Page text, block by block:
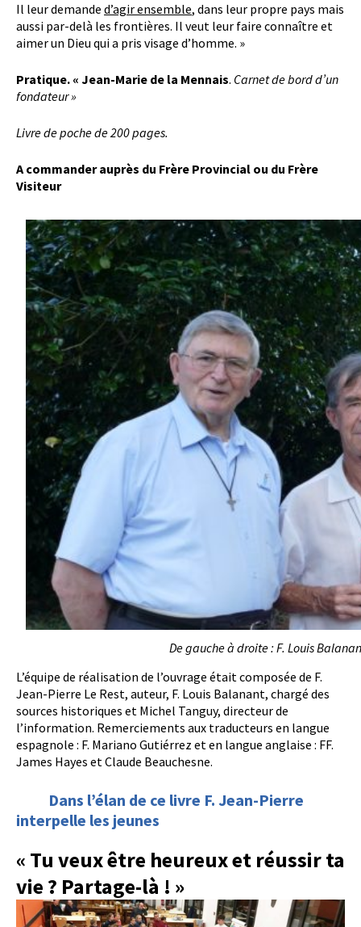
Il leur demande d’agir ensemble, dans leur propre pays mais
aussi par-delà les frontières. Il veut leur faire connaître et
aimer un Dieu qui a pris visage d’homme. »
Pratique. « Jean-Marie de la Mennais. Carnet de bord d’un
fondateur »
Livre de poche de 200 pages.
A commander auprès du Frère Provincial ou du Frère
Visiteur
De gauche à droite : F. Louis
L’équipe de réalisation de l’ouvrage était composée de F.
Jean-Pierre Le Rest, auteur, F. Louis Balanant, chargé des
sources historiques et Michel Tanguy, directeur de
l’information. Remerciements aux traducteurs en langue
espagnole : F. Mariano Gutiérrez et en langue anglaise : FF.
James Hayes et Claude Beauchesne.
Dans l’élan de ce livre F. Jean-Pierre
interpelle les jeunes
« Tu veux être heureux et réussir ta
vie ? Partage-là ! »